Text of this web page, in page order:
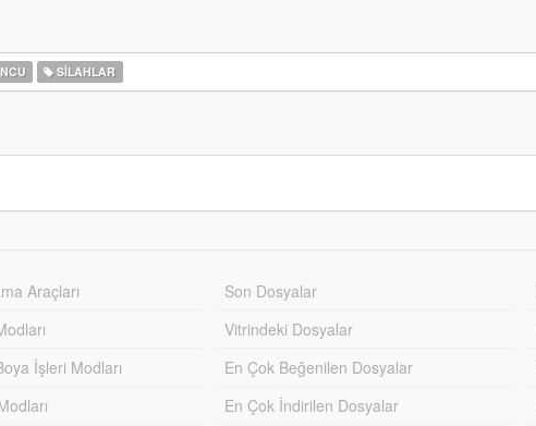
SILAHLAR
Araçları
İşleri Modları
Son Dosyalar
Vitrindeki Dosyalar
En Çok Beğenilen Dosyalar
En Çok İndirilen Dosyalar